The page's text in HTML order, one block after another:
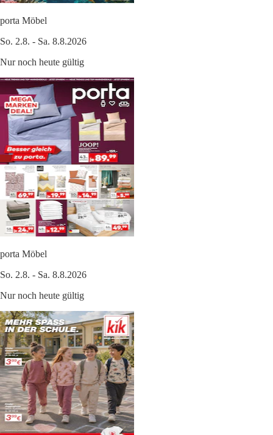
porta Möbel
So. 2.8. - Sa. 8.8.2026
Nur noch heute gültig
porta Möbel
So. 2.8. - Sa. 8.8.2026
Nur noch heute gültig